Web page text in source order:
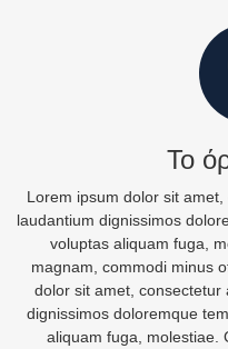
Το
Lorem ipsum dolor sit
laudantium dignissimos
voluptas aliquam fuga,
magnam, commodi minus
dolor sit amet, consectetur
dignissimos doloremque
aliquam fuga, molestiae.